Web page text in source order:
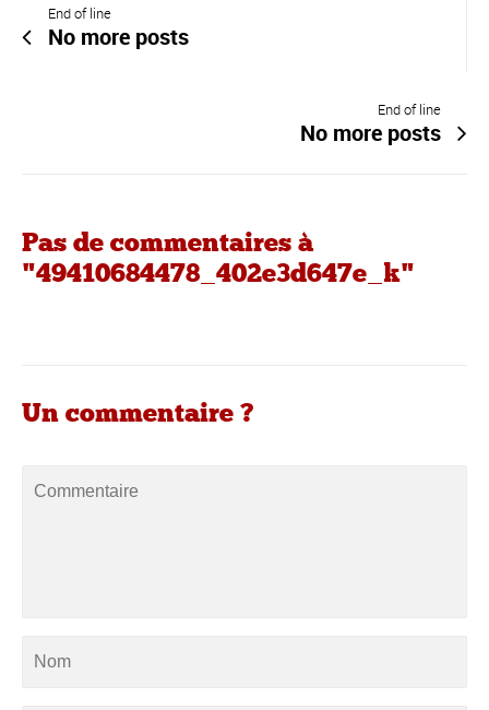
End of line
No more posts
End of line
No more posts
Pas de commentaires à
"49410684478_402e3d647e_k"
Un commentaire ?